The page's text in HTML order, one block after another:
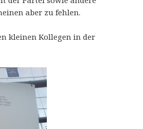
aber zu fehlen.
kleinen Kollegen in der